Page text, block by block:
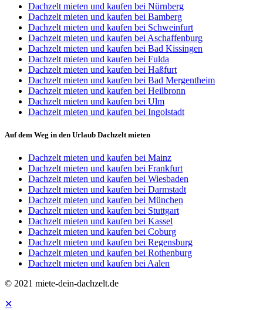
Dachzelt mieten und kaufen bei Nürnberg
Dachzelt mieten und kaufen bei Bamberg
Dachzelt mieten und kaufen bei Schweinfurt
Dachzelt mieten und kaufen bei Aschaffenburg
Dachzelt mieten und kaufen bei Bad Kissingen
Dachzelt mieten und kaufen bei Fulda
Dachzelt mieten und kaufen bei Haßfurt
Dachzelt mieten und kaufen bei Bad Mergentheim
Dachzelt mieten und kaufen bei Heilbronn
Dachzelt mieten und kaufen bei Ulm
Dachzelt mieten und kaufen bei Ingolstadt
Auf dem Weg in den Urlaub Dachzelt mieten
Dachzelt mieten und kaufen bei Mainz
Dachzelt mieten und kaufen bei Frankfurt
Dachzelt mieten und kaufen bei Wiesbaden
Dachzelt mieten und kaufen bei Darmstadt
Dachzelt mieten und kaufen bei München
Dachzelt mieten und kaufen bei Stuttgart
Dachzelt mieten und kaufen bei Kassel
Dachzelt mieten und kaufen bei Coburg
Dachzelt mieten und kaufen bei Regensburg
Dachzelt mieten und kaufen bei Rothenburg
Dachzelt mieten und kaufen bei Aalen
© 2021 miete-dein-dachzelt.de
✕